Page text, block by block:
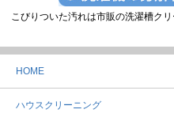
こびりついた汚れは市販の洗濯槽ク
HOME
ハウスクリーニング